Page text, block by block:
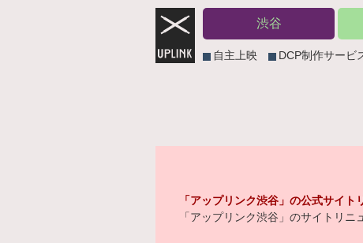
渋谷
自主上映 DCP制作サービ
「アップリンク渋谷」の公式サイ
「アップリンク渋谷」のサイトリ